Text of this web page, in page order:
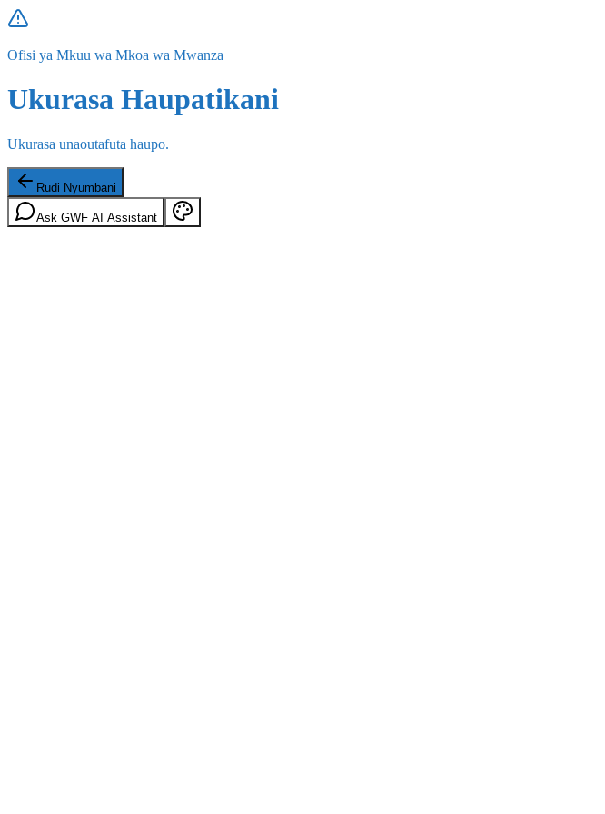
Ofisi ya Mkuu wa Mkoa wa Mwanza
Ukurasa Haupatikani
Ukurasa unaoutafuta haupo.
Rudi Nyumbani
Ask GWF AI Assistant